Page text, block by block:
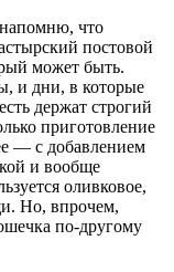
напомню, что
постовой
может быть.
и дни, в которые
держат строгий
приготовление
— с добавлением
и вообще
оливковое,
Но, впрочем,
по-другому